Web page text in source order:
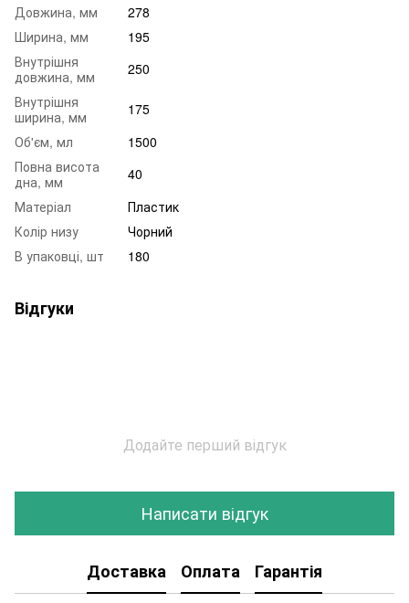
Довжина, мм
278
Ширина, мм
195
Внутрішня
довжина, мм
250
Внутрішня
ширина, мм
175
Об'єм, мл
1500
Повна висота
дна, мм
40
Матеріал
Пластик
Колір низу
Чорний
В упаковці, шт
180
Відгуки
Додайте перший відгук
Написати відгук
Доставка Оплата Гарантія